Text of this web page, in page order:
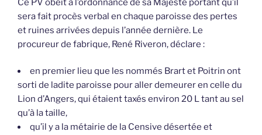
Ce PV obéit à l’ordonnance de sa Majesté portant qu’il
sera fait procès verbal en chaque paroisse des pertes
et ruines arrivées depuis l’année dernière. Le
procureur de fabrique, René Riveron, déclare :
en premier lieu que les nommés Brart et Poitrin ont
sorti de ladite paroisse pour aller demeurer en celle du
Lion d’Angers, qui étaient taxés environ 20 L tant au sel
qu’à la taille,
qu’il y a la métairie de la Censive désertée et